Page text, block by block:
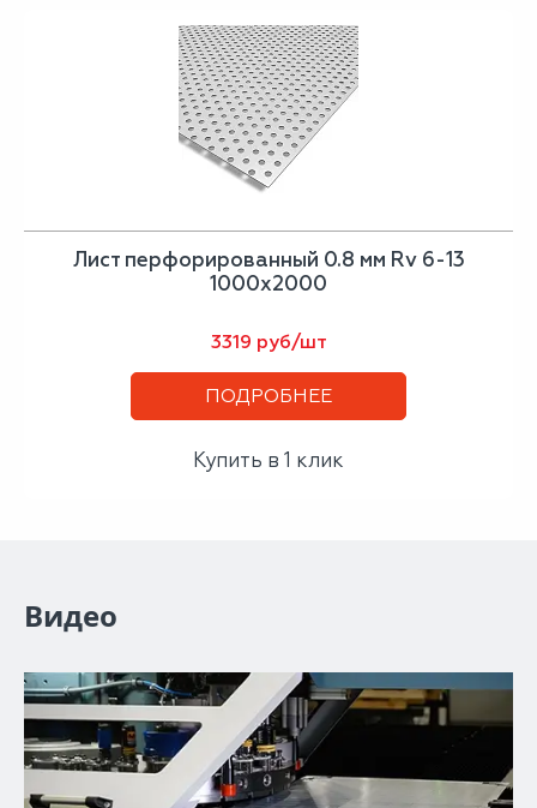
Лист перфорированный 0.8 мм Rv 6-13
1000х2000
3319 руб/шт
ПОДРОБНЕЕ
Купить в 1 клик
Видео